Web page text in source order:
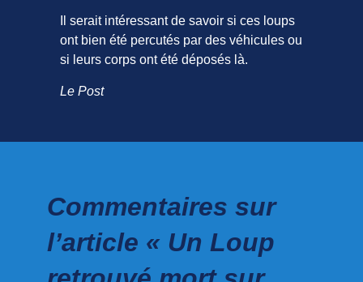
Il serait intéressant de savoir si ces loups
ont bien été percutés par des véhicules ou
si leurs corps ont été déposés là.
Le Post
Commentaires sur
l’article « Un Loup